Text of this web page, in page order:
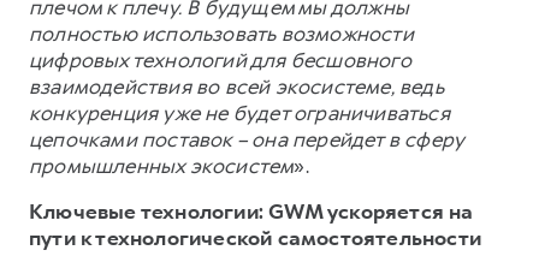
плечом к плечу. В будущем мы должны
полностью использовать возможности
цифровых технологий для бесшовного
взаимодействия во всей экосистеме, ведь
конкуренция уже не будет ограничиваться
цепочками поставок – она перейдет в сферу
промышленных экосистем».
Ключевые технологии: GWM ускоряется на
пути к технологической самостоятельности